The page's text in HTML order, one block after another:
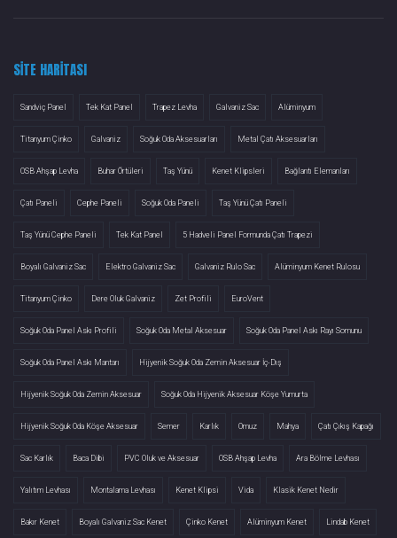
SITE HARITASI
Sandviç Panel Tek Kat Panel Trapez Levha Galvaniz Sac Alüminyum
Titanyum Çinko Galvaniz Soğuk Oda Aksesuarları Metal Çatı Aksesuarları
OSB Ahşap Levha Buhar Örtüleri Taş Yünü Kenet Klipsleri Bağlantı Elemanları
Çatı Paneli Cephe Paneli Soğuk Oda Paneli Taş Yünü Çatı Paneli
Taş Yünü Cephe Paneli Tek Kat Panel 5 Hadveli Panel Formunda Çatı Trapezi
Boyalı Galvaniz Sac Elektro Galvaniz Sac Galvaniz Rulo Sac Alüminyum Kenet Rulosu
Titanyum Çinko Dere Oluk Galvaniz Zet Profili EuroVent
Soğuk Oda Panel Askı Profili Soğuk Oda Metal Aksesuar Soğuk Oda Panel Askı Rayı Somunu
Soğuk Oda Panel Askı Mantarı Hijyenik Soğuk Oda Zemin Aksesuar İç-Dış
Hijyenik Soğuk Oda Zemin Aksesuar Soğuk Oda Hijyenik Aksesuar Köşe Yumurta
Hijyenik Soğuk Oda Köşe Aksesuar Semer Karlık Omuz Mahya Çatı Çıkış Kapağı
Sac Karlık Baca Dibi PVC Oluk ve Aksesuar OSB Ahşap Levha Ara Bölme Levhası
Yalıtım Levhası Montalama Levhası Kenet Klipsi Vida Klasik Kenet Nedir
Bakır Kenet Boyalı Galvaniz Sac Kenet Çinko Kenet Alüminyum Kenet Lindab Kenet